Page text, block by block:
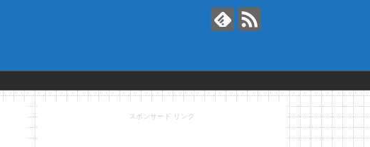
スポンサード リンク